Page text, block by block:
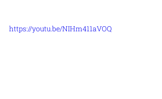
https://youtu.be/NIHm411aVOQ